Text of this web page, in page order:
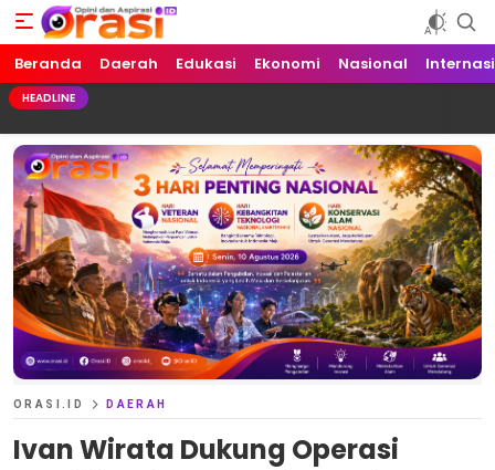
Orasi.ID
Opini dan Aspirasi!
Beranda Daerah Edukasi Ekonomi Nasional
HEADLINE
ORASI.ID DAERAH
Ivan Wirata Dukung Operasi